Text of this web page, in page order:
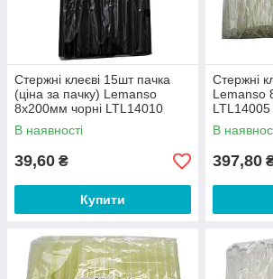
Стержні клеєві 15шт пачка
(ціна за пачку) Lemanso
8x200мм чорні LTL14010
В наявності
39,60 ₴
Купити
Стержні
Lemanso
LTL14005
В
397,80